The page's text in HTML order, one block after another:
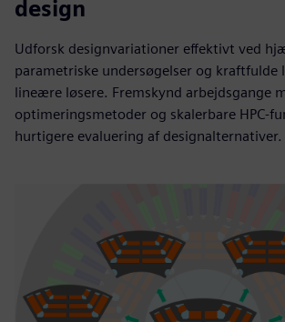
design
Udforsk designvariationer effektivt ved
parametriske undersøgelser og kraftfulde
lineære løsere. Fremskynd arbejdsgange
optimeringsmetoder og skalerbare HPC-
hurtigere evaluering af designalternativer.